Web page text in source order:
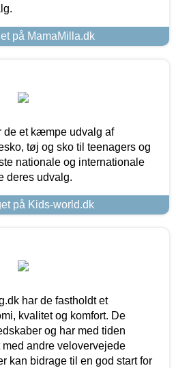
på MamaMilla.dk
de et kæmpe udvalg af
tøj og sko til teenagers og
nationale og internationale
deres udvalg.
på Kids-world.dk
har de fastholdt et
kvalitet og komfort. De
og har med tiden
andre velovervejede
kan bidrage til en god start for